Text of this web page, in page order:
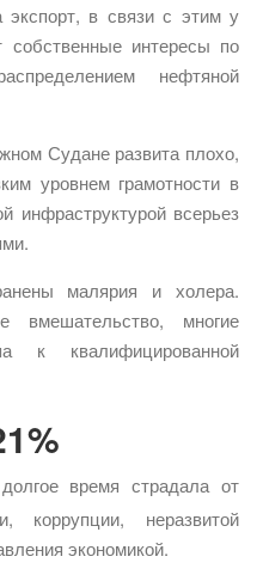
в связи с этим у
собственные интересы по
нефтяной
Судане развита плохо,
уровнем грамотности в
инфраструктурой всерьез
малярия и холера.
вмешательство, многие
к квалифицированной
время страдала от
коррупции, неразвитой
экономикой.